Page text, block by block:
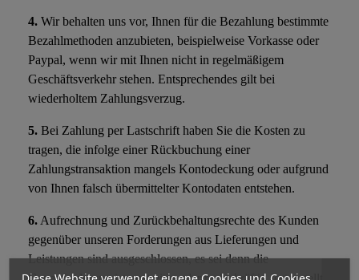
4. Wir behalten uns vor, Ihnen für die Bezahlung bestimmte
Bezahlmethoden anzubieten, beispielweise Vorkasse oder
Paypal, wenn wir mit Ihnen nicht in regelmäßigem
Geschäftsverkehr stehen. Entsprechendes gilt bei
wiederholtem Zahlungsverzug.
5. Bei Zahlung per Lastschrift haben Sie die Kosten zu
tragen, die infolge einer Rückbuchung einer
Zahlungstransaktion mangels Kontodeckung oder aufgrund
von Ihnen falsch übermittelter Kontodaten entstehen.
6. Aufrechnung und Zurückbehaltungsrechte des Kunden
gegenüber unseren Forderungen aus Lieferungen und
Leistungen sind ausgeschlossen, es sei denn die